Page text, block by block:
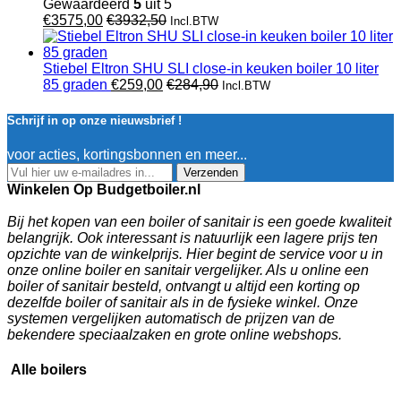
Gewaardeerd 5 uit 5
€3575,00 €3932,50 Incl.BTW
Stiebel Eltron SHU SLI close-in keuken boiler 10 liter
85 graden €259,00 €284,90 Incl.BTW
Schrijf in op onze nieuwsbrief !
voor acties, kortingsbonnen en meer...
Verzenden
Winkelen Op Budgetboiler.nl
Bij het kopen van een boiler of sanitair is een goede kwaliteit
belangrijk. Ook interessant is natuurlijk een lagere prijs ten
opzichte van de winkelprijs. Hier begint de service voor u in
onze online boiler en sanitair vergelijker. Als u online een
boiler of sanitair besteld, ontvangt u altijd een korting op
dezelfde boiler of sanitair als in de fysieke winkel. Onze
systemen vergelijken automatisch de prijzen van de
bekendere speciaalzaken en grote online webshops.
Alle boilers